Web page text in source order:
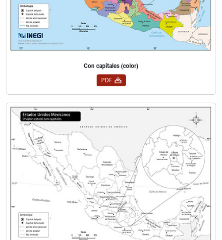
Con capitales (color)
PDF